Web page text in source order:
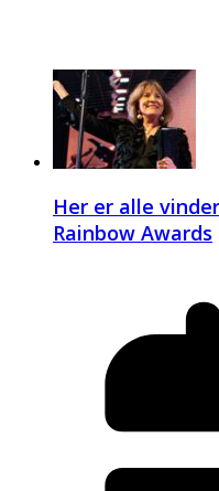
Her er alle
Rainbow Awards